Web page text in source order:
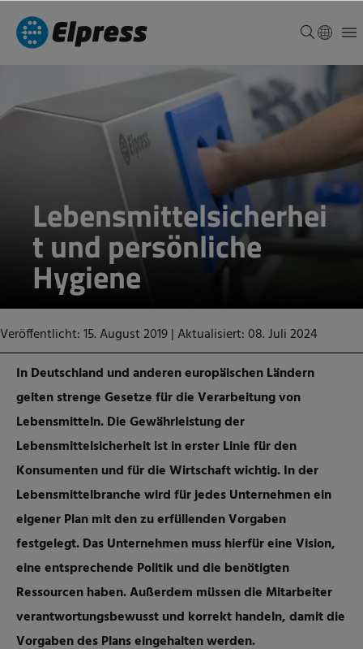
Lebensmittelsicherhei
t und persönliche
Hygiene
Veröffentlicht: 15. August 2019|Aktualisiert: 08. Juli 2024
In Deutschland und anderen europäischen Ländern
gelten strenge Gesetze für die Verarbeitung von
Lebensmitteln. Die Gewährleistung der
Lebensmittelsicherheit ist in erster Linie für den
Konsumenten und für die Wirtschaft wichtig. In der
Lebensmittelbranche wird für jedes Unternehmen ein
eigener Plan mit den zu erfüllenden Vorgaben
festgelegt. Das Unternehmen muss hierfür eine Vision,
eine entsprechende Politik und die benötigten
Ressourcen haben. Außerdem müssen die Mitarbeiter
verantwortungsbewusst und korrekt handeln, damit die
Vorgaben des Plans eingehalten werden.